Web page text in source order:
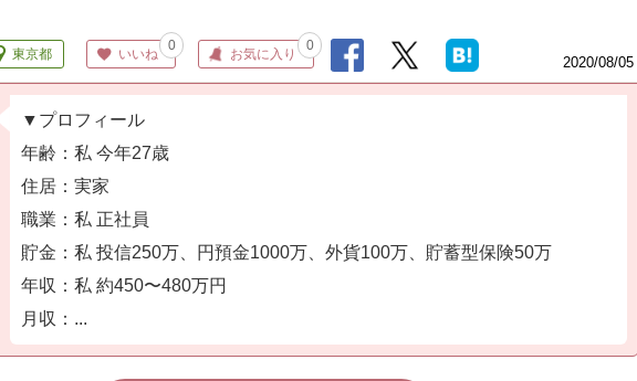
東京都 いいね
0
お気に入り
0
2020/08/05
▼プロフィール
年齢：私 今年27歳
住居：実家
職業：私 正社員
貯金：私 投信250万、円預金1000万、外貨100万、貯蓄型保険50万
年収：私 約450〜480万円
月収：...